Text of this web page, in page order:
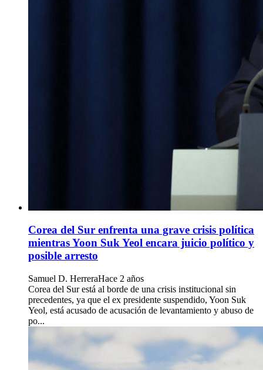
Corea del Sur enfrenta una grave crisis política
mientras Yoon Suk Yeol encara juicio político y
posible arresto
Samuel D. HerreraHace 2 años
Corea del Sur está al borde de una crisis institucional sin
precedentes, ya que el ex presidente suspendido, Yoon Suk
Yeol, está acusado de acusación de levantamiento y abuso de
po...